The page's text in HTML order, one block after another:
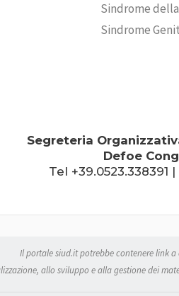
Sindrome
Sindrome
Segreteria
Defoe
Tel +39.0523.338391
Il portale siud.it potrebbe contenere link
allo sviluppo e alla gestione dei